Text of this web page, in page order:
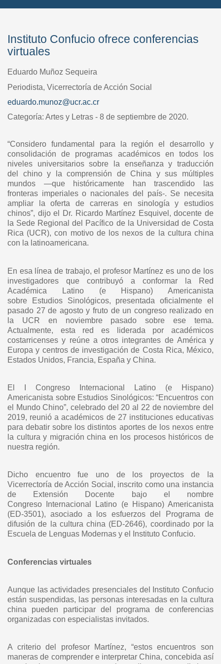
Instituto Confucio ofrece conferencias
virtuales
Eduardo Muñoz Sequeira
Periodista, Vicerrectoría de Acción Social
eduardo.munoz@ucr.ac.cr
Categoría: Artes y Letras - 8 de septiembre de 2020.
“Considero fundamental para la región el desarrollo y
consolidación de programas académicos en todos los
niveles universitarios sobre la enseñanza y traducción
del chino y la comprensión de China y sus múltiples
mundos —que históricamente hantrascendido las
fronteras imperiales o nacionales del país-. Se necesita
ampliar laoferta de carreras en sinología y estudios
chinos”, dijo el Dr. Ricardo Martínez Esquivel, docente de
la Sede Regional del Pacífico de la Universidad de Costa
Rica (UCR), con motivo de los nexos de la cultura china
con la latinoamericana.
En esa línea de trabajo, el profesor Martínez es uno de los
investigadores que contribuyó a conformar la Red
Académica Latino (e Hispano) Americanista
sobre
Estudios Sinológicos, presentada oficialmente el
pasado 27 de agosto y fruto de un congreso realizado en
la UCR en noviembre pasado sobre ese tema.
Actualmente, esta red es liderada por académicos
costarricenses y reúne a otros integrantes de América y
Europa y centros de investigación de Costa Rica, México,
Estados Unidos, Francia, España y China.
El I Congreso Internacional Latino (e Hispano)
Americanista sobre Estudios Sinológicos: “Encuentros con
el Mundo Chino”, celebrado del 20 al 22 de noviembre del
2019, reunió a académicos de 27 instituciones educativas
para debatir sobre losdistintos aportes de los nexos entre
la cultura y migración china en los procesos históricos de
nuestra región.
Dicho encuentro fue uno de los proyectos de la
Vicerrectoría de Acción Social, inscrito como una instancia
de Extensión Docente bajo el nombre
Congreso
Internacional Latino (e Hispano) Americanista
(ED-3501), asociado a los esfuerzosdel Programa de
difusión de la cultura china (ED-2646), coordinado por la
Escuela de Lenguas Modernas y el Instituto Confucio.
Conferencias virtuales
Aunque las actividades presenciales del Instituto Confucio
están suspendidas, las personas interesadas en la cultura
china pueden participar del programa de conferencias
organizadas con especialistas invitados.
A criterio del profesor Martínez, “estos encuentros son
maneras de comprender e interpretar China, concebida así